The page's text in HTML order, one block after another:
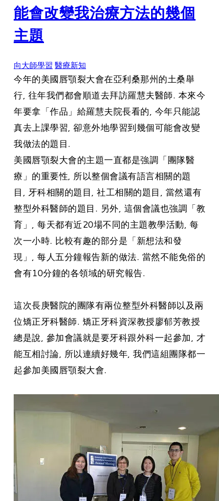
能會改變我治療方法的幾個
主題
向大師學習 醫療新知
今年的美國唇顎裂大會在亞利桑那州的土桑舉
行, 往年我們都會順道去拜訪羅慧夫醫師. 本來今
年要拿「作品」給羅慧夫院長看的, 今年只能認
真去上課學習, 卻意外地學習到幾個可能會改變
我做法的題目.
美國唇顎裂大會的主題一直都是強調「團隊醫
療」的重要性, 所以整個會議有語言相關的題
目, 牙科相關的題目, 社工相關的題目, 當然還有
整型外科醫師的題目. 另外, 這個會議也強調「教
育」, 每天都有近20場不同的主題教學活動, 每
次一小時. 比較有趣的部分是「新想法和發
現」, 每人五分鐘報告新的做法. 當然不能免俗的
會有10分鐘的各領域的研究報告.
這次長庚醫院的團隊有兩位整型外科醫師以及兩
位矯正牙科醫師. 矯正牙科資深教授廖郁芳教授
總是說, 參加會議就是要牙科跟外科一起參加, 才
能互相討論, 所以連續好幾年, 我們這組團隊都一
起參加美國唇顎裂大會.